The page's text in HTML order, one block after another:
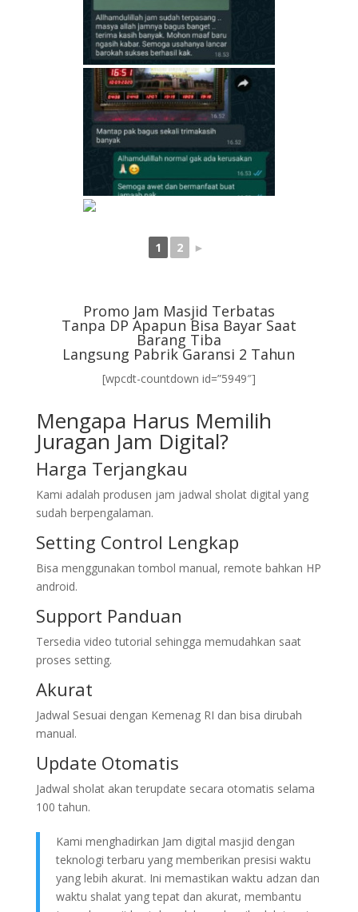
1 2 ►
Promo Jam Masjid Terbatas
Tanpa DP Apapun Bisa Bayar Saat
Barang Tiba
Langsung Pabrik Garansi 2 Tahun
[wpcdt-countdown id=”5949″]
Mengapa Harus Memilih
Juragan Jam Digital?
Harga Terjangkau
Kami adalah produsen jam jadwal sholat digital yang
sudah berpengalaman.
Setting Control Lengkap
Bisa menggunakan tombol manual, remote bahkan HP
android.
Support Panduan
Tersedia video tutorial sehingga memudahkan saat
proses setting.
Akurat
Jadwal Sesuai dengan Kemenag RI dan bisa dirubah
manual.
Update Otomatis
Jadwal sholat akan terupdate secara otomatis selama
100 tahun.
Kami menghadirkan Jam digital masjid dengan
teknologi terbaru yang memberikan presisi waktu
yang lebih akurat. Ini memastikan waktu adzan dan
waktu shalat yang tepat dan akurat, membantu